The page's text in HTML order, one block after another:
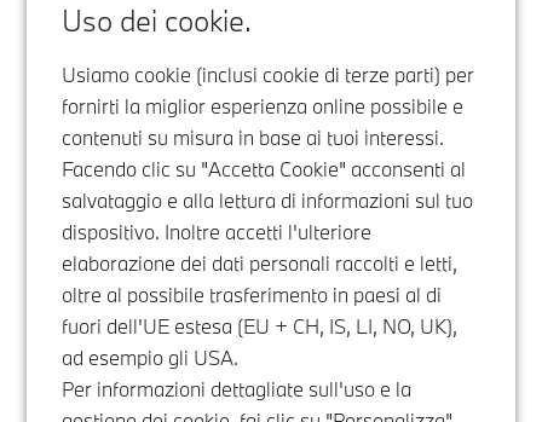
Uso dei cookie.
Usiamo cookie (inclusi cookie di terze parti) per
fornirti la miglior esperienza online possibile e
contenuti su misura in base ai tuoi interessi.
Facendo clic su "Accetta Cookie" acconsenti al
salvataggio e alla lettura di informazioni sul tuo
dispositivo. Inoltre accetti l'ulteriore
elaborazione dei dati personali raccolti e letti,
oltre al possibile trasferimento in paesi al di
fuori dell'UE estesa (EU + CH, IS, LI, NO, UK),
ad esempio gli USA.
Per informazioni dettagliate sull'uso e la